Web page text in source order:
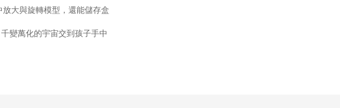
放大與旋轉模型，還能儲存盒
變萬化的宇宙交到孩子手中